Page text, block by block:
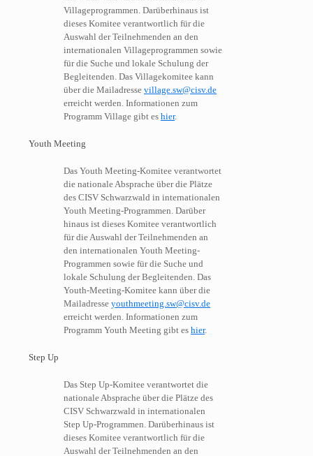
Villageprogrammen. Darüberhinaus ist
dieses Komitee verantwortlich für die
Auswahl der Teilnehmenden an den
internationalen Villageprogrammen sowie
für die Suche und lokale Schulung der
Begleitenden. Das Villagekomitee kann
über die Mailadresse village.sw@cisv.de
erreicht werden. Informationen zum
Programm Village gibt es hier.
Youth Meeting
Das Youth Meeting-Komitee verantwortet
die nationale Absprache über die Plätze
des CISV Schwarzwald in internationalen
Youth Meeting-Programmen. Darüber
hinaus ist dieses Komitee verantwortlich
für die Auswahl der Teilnehmenden an
den internationalen Youth Meeting-
Programmen sowie für die Suche und
lokale Schulung der Begleitenden. Das
Youth-Meeting-Komitee kann über die
Mailadresse youthmeeting.sw@cisv.de
erreicht werden. Informationen zum
Programm Youth Meeting gibt es hier.
Step Up
Das Step Up-Komitee verantwortet die
nationale Absprache über die Plätze des
CISV Schwarzwald in internationalen
Step Up-Programmen. Darüberhinaus ist
dieses Komitee verantwortlich für die
Auswahl der Teilnehmenden an den